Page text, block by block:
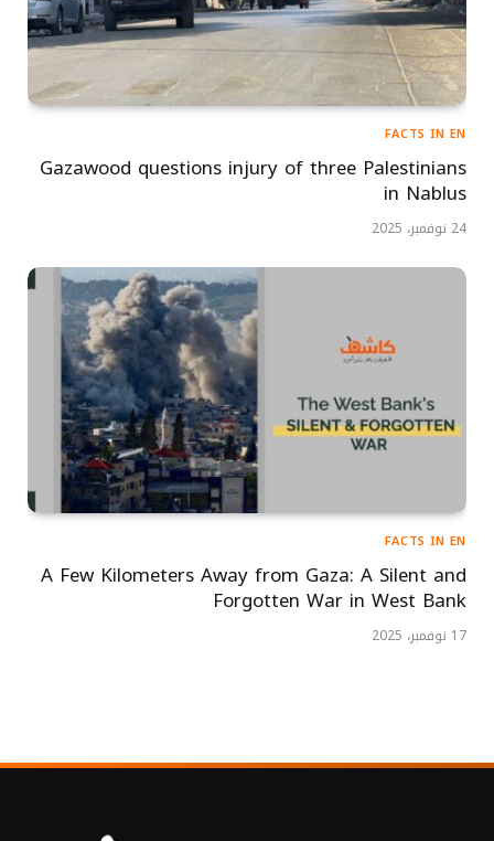
FACTS IN EN
Gazawood questions injury of three Palestinians
in Nablus
24 نوفمبر، 2025
FACTS IN EN
A Few Kilometers Away from Gaza: A Silent and
Forgotten War in West Bank
17 نوفمبر، 2025